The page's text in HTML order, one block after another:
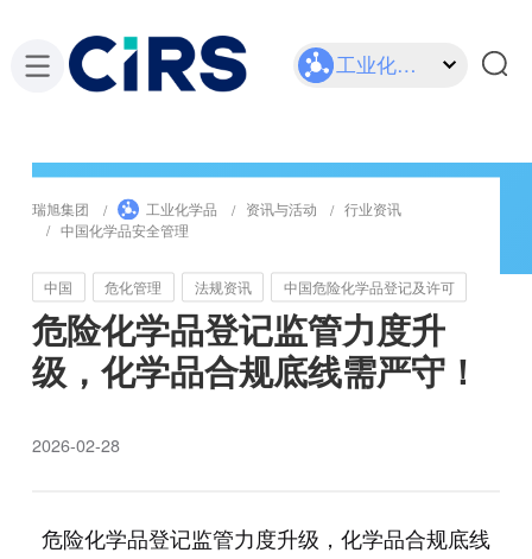
工业化学品
瑞旭集团 工业化学品 资讯与活动
行业资讯
中国化学品安全管理
中国 危化管理 法规资讯 中国危险化学品登记及许可
危险化学品登记监管力度升
级，化学品合规底线需严守！
2026-02-28
危险化学品登记监管力度升级，化学品合规底线